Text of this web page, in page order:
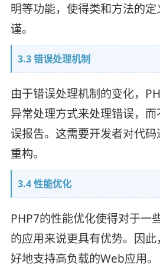
明等功能，使得类和方法的
谨。
3.3 错误处理机制
由于错误处理机制的变化，
异常处理方式来处理错误，
误报告。这需要开发者对代
重构。
3.4 性能优化
PHP7的性能优化使得对于一
的应用来说更具有优势。因
好地支持高负载的Web应用。